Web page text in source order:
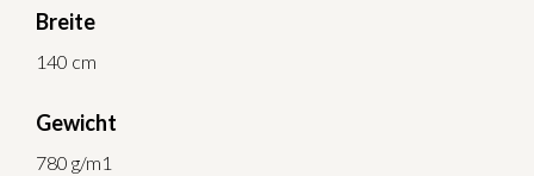
Breite
140 cm
Gewicht
780 g/m1